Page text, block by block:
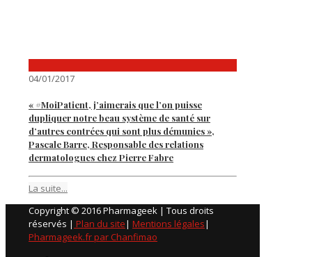
04/01/2017
« #MoiPatient, j’aimerais que l’on puisse
dupliquer notre beau système de santé sur
d’autres contrées qui sont plus démunies »,
Pascale Barre, Responsable des relations
dermatologues chez Pierre Fabre
La suite...
Copyright © 2016 Pharmageek | Tous droits
réservés | Plan du site| Mentions légales|
Pharmageek.fr par Chanfimao